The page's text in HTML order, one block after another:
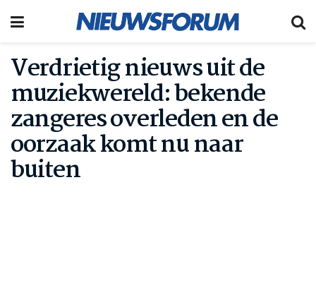
Verdrietig nieuws uit de
muziekwereld: bekende
zangeres overleden en de
oorzaak komt nu naar
buiten